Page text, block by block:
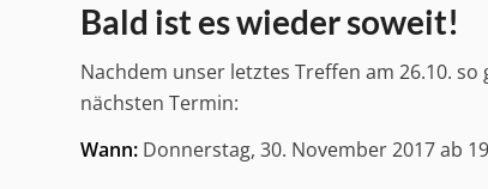
Bald ist es wieder soweit!
Nachdem unser letztes Treffen am 26.10.
nächsten Termin:
Wann: Donnerstag, 30. November 2017 ab